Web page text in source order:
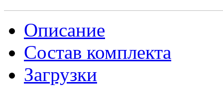
Описание
Состав комплекта
Загрузки